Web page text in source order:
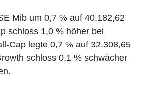
Mib um 0,7 % auf 40.182,62
schloss 1,0 % höher bei
Cap legte 0,7 % auf 32.308,65
schloss 0,1 % schwächer